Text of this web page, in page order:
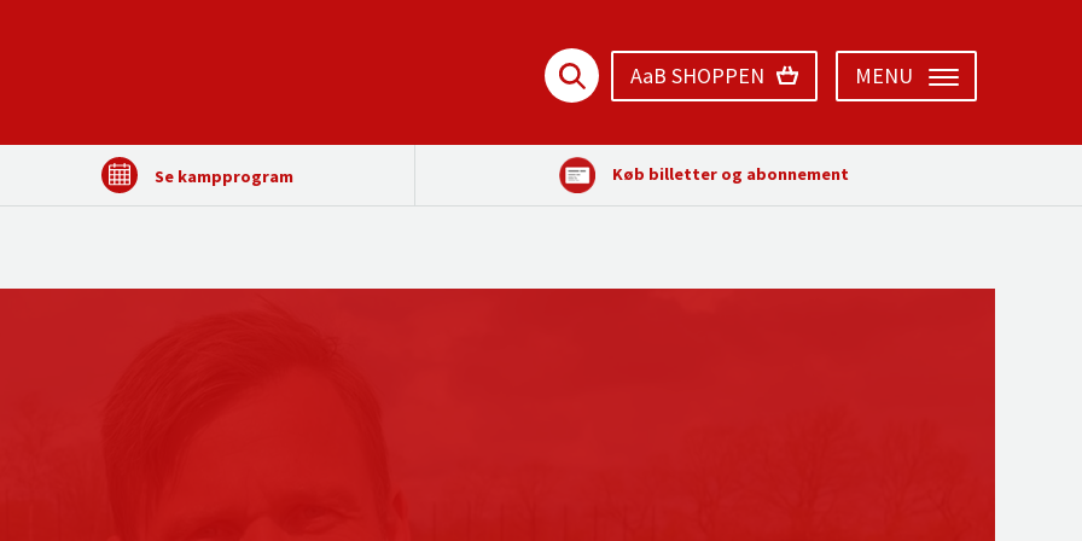
AaB SHOPPEN MENU
Køb billetter og abonnement
Se kampprogram